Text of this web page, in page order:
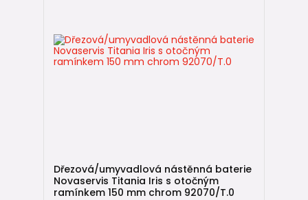
Dřezová/umyvadlová nástěnná baterie
Novaservis Titania Iris s otočným
ramínkem 150 mm chrom 92070/T.0